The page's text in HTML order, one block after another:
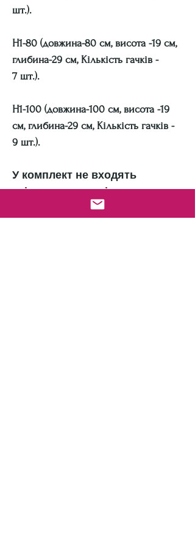
шт.).
H1-80 (довжина-80 см, висота -19 см,
глибина-29 см, Кількість гачків -
7 шт.).
H1-100 (довжина-100 см, висота -19
см, глибина-29 см, Кількість гачків -
9 шт.).
У комплект не входять
кріплення для стіни.